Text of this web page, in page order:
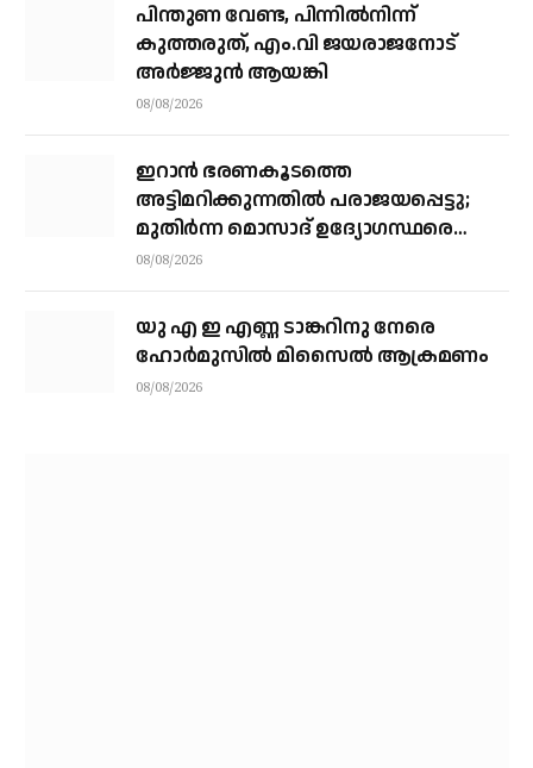
പിന്തുണ വേണ്ട, പിന്നിൽനിന്ന്
കുത്തരുത്, എം.വി ജയരാജനോട്
അർജ്ജുൻ ആയങ്കി
08/08/2026
ഇറാന്‍ ഭരണകൂടത്തെ
അട്ടിമറിക്കുന്നതില്‍ പരാജയപ്പെട്ടു;
മുതിര്‍ന്ന മൊസാദ് ഉദ്യോഗസ്ഥരെ
പിരിച്ചുവിട്ടു
08/08/2026
യു എ ഇ എണ്ണ ടാങ്കറിനു നേരെ
ഹോര്‍മുസില്‍ മിസൈല്‍ ആക്രമണം
08/08/2026